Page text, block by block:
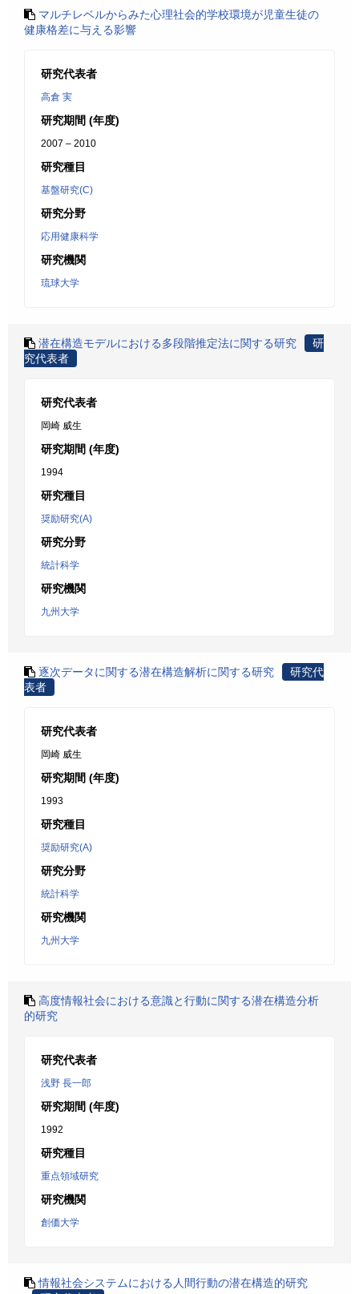
マルチレベルからみた心理社会的学校環境が児童生徒の
健康格差に与える影響
研究代表者
高倉 実
研究期間 (年度)
2007 – 2010
研究種目
基盤研究(C)
研究分野
応用健康科学
研究機関
琉球大学
潜在構造モデルにおける多段階推定法に関する研究
研
究代表者
研究代表者
岡崎 威生
研究期間 (年度)
1994
研究種目
奨励研究(A)
研究分野
統計科学
研究機関
九州大学
逐次データに関する潜在構造解析に関する研究
研究代
表者
研究代表者
岡崎 威生
研究期間 (年度)
1993
研究種目
奨励研究(A)
研究分野
統計科学
研究機関
九州大学
高度情報社会における意識と行動に関する潜在構造分析
的研究
研究代表者
浅野 長一郎
研究期間 (年度)
1992
研究種目
重点領域研究
研究機関
創価大学
情報社会システムにおける人間行動の潜在構造的研究